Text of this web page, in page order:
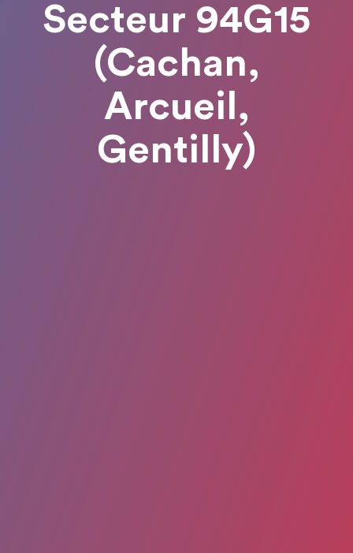
Secteur 94G15
(Cachan,
Arcueil,
Gentilly)